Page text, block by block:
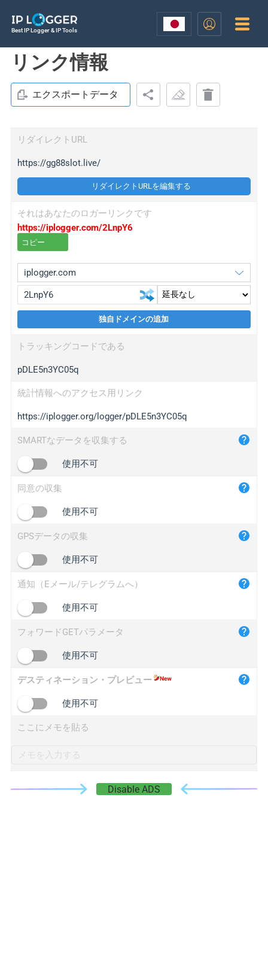
Best IP Logger & IP Tools
リンク情報
エクスポートデータ
リダイレクトURL
https://gg88slot.live/
リダイレクトURLを編集する
それはあなたのロガーリンクです
https://iplogger.com/2LnpY6
コピー
wl.gl
ed.tc
bc.ax
iplogger.com
maper.info
2no.co
yip.su
iplogger.info
iplogger.cn
独自ドメインの追加
トラッキングコードである
pDLE5n3YC05q
統計情報へのアクセス用リンク
https://iplogger.org/logger/pDLE5n3YC05q
SMARTなデータを収集する
使用不可
同意の収集
使用不可
GPSデータの収集
使用不可
通知（Eメール/テレグラムへ）
使用不可
フォワードGETパラメータ
使用不可
デスティネーション・プレビュー
使用不可
ここにメモを貼る
Disable ADS